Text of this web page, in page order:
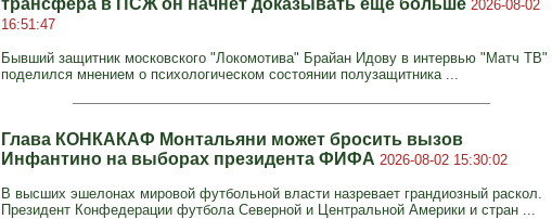
трансфера в ПСЖ он начнёт доказывать ещё больше 2026-08-02
16:51:47
Бывший защитник московского "Локомотива" Брайан Идову в интервью "Матч ТВ"
поделился мнением о психологическом состоянии полузащитника ...
Глава КОНКАКАФ Монтальяни может бросить вызов
Инфантино на выборах президента ФИФА 2026-08-02 15:30:02
В высших эшелонах мировой футбольной власти назревает грандиозный раскол.
Президент Конфедерации футбола Северной и Центральной Америки и стран ...